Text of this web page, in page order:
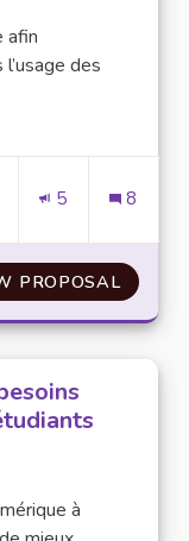
afin
des
5 8
PROPOSAL
à